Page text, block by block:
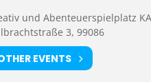
und Abenteuerspielplatz
3, 99086
EVENTS